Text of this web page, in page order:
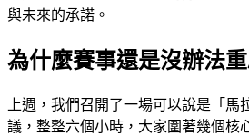
與未來的承諾。
為什麼賽事還是沒辦法重
上週，我們召開了一場可以說是「馬
議，整整六個小時，大家圍著幾個